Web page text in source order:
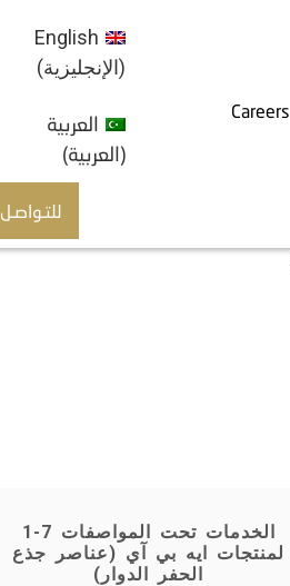
Careers
English
(الإنجليزية)
العربية
(العربية)
للتـواصـل
الخدمات تحت المواصفات 7-1
لمنتجات ايه بي آي (عناصر جذع
الحفر الدوار)